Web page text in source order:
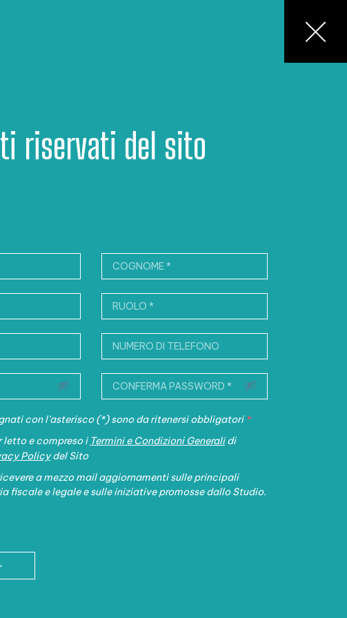
riservati del sito
con l’asterisco (*) sono da ritenersi obbligatori *
letto e compreso i Termini e Condizioni Generalidi
Policydel Sito
a mezzo mail aggiornamenti sulle principali
fiscale e legale e sulle iniziative promosse dallo Studio.